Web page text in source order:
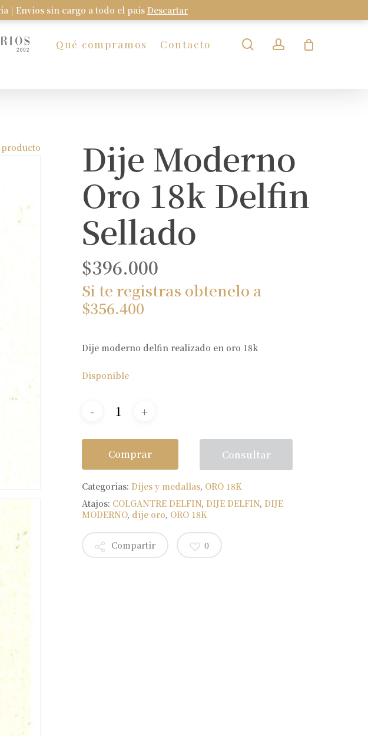
| Envíos sin cargo a todo el paísDescartar
Qué compramos Contacto searchaccount
Dije Moderno
Oro 18k Delfin
Sellado
$396.000
Si te registras obtenelo a
$356.400
Dije moderno delfin realizado en oro 18k
Disponible
Comprar Consultar
Categorías:Dijes y medallas, ORO 18K
Atajos: COLGANTRE DELFIN,DIJE DELFIN,DIJE
MODERNO, dije oro, ORO 18K
Compartir 0